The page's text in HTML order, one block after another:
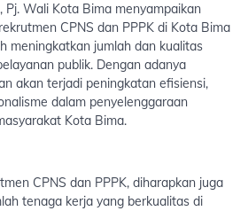
Pj. Wali Kota Bima menyampaikan
CPNS dan PPPK di Kota Bima
meningkatkan jumlah dan kualitas
publik. Dengan adanya
akan terjadi peningkatan efisiensi,
dalam penyelenggaraan
Kota Bima.
CPNS dan PPPK, diharapkan juga
tenaga kerja yang berkualitas di